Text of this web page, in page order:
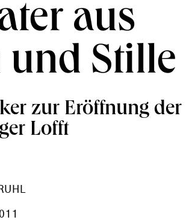
aus
Stille
zur Eröffnung der
Lofft